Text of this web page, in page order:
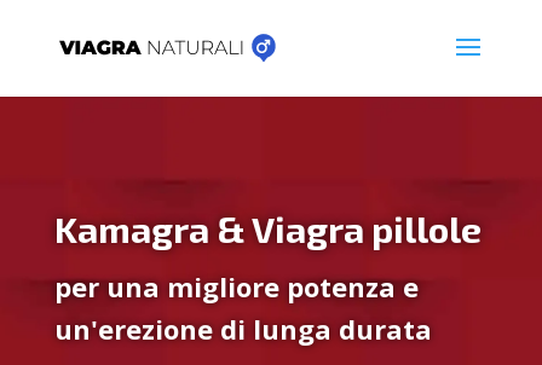
Kamagra & Viagra pillole
per una migliore potenza e
un'erezione di lunga durata